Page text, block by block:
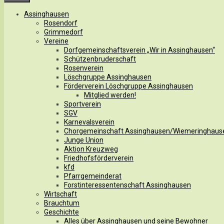
Assinghausen
Rosendorf
Grimmedorf
Vereine
Dorfgemeinschaftsverein „Wir in Assinghausen“
Schützenbruderschaft
Rosenverein
Löschgruppe Assinghausen
Förderverein Löschgruppe Assinghausen
Mitglied werden!
Sportverein
SGV
Karnevalsverein
Chorgemeinschaft Assinghausen/
Junge Union
Aktion Kreuzweg
Friedhofsförderverein
kfd
Pfarrgemeinderat
Forstinteressentenschaft Assinghausen
Wirtschaft
Brauchtum
Geschichte
Alles über Assinghausen und seine Bewohner